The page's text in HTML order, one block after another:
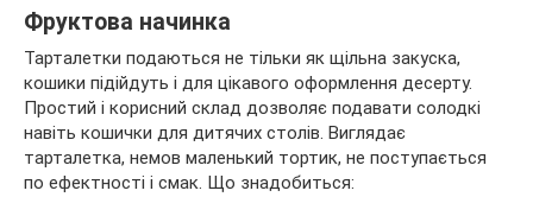
Фруктова начинка
Тарталетки подаються не тільки як щільна закуска,
кошики підійдуть і для цікавого оформлення десерту.
Простий і корисний склад дозволяє подавати солодкі
навіть кошички для дитячих столів. Виглядає
тарталетка, немов маленький тортик, не поступається
по ефектності і смак. Що знадобиться: